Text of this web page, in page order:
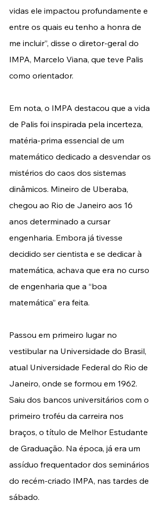
vidas ele impactou profundamente e
entre os quais eu tenho a honra de
me incluir”, disse o diretor-geral do
IMPA, Marcelo Viana, que teve Palis
como orientador.
Em nota, o IMPA destacou que a vida
de Palis foi inspirada pela incerteza,
matéria-prima essencial de um
matemático dedicado a desvendar os
mistérios do caos dos sistemas
dinâmicos. Mineiro de Uberaba,
chegou ao Rio de Janeiro aos 16
anos determinado a cursar
engenharia. Embora já tivesse
decidido ser cientista e se dedicar à
matemática, achava que era no curso
de engenharia que a “boa
matemática” era feita.
Passou em primeiro lugar no
vestibular na Universidade do Brasil,
atual Universidade Federal do Rio de
Janeiro, onde se formou em 1962.
Saiu dos bancos universitários com o
primeiro troféu da carreira nos
braços, o título de Melhor Estudante
de Graduação. Na época, já era um
assíduo frequentador dos seminários
do recém-criado IMPA, nas tardes de
sábado.